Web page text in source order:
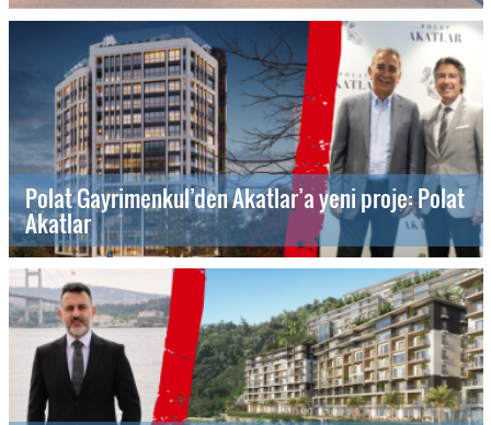
Polat Gayrimenkul’den Akatlar’a yeni proje: Polat
Akatlar